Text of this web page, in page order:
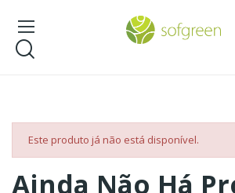
Este produto já não está disponível.
Ainda Não Há